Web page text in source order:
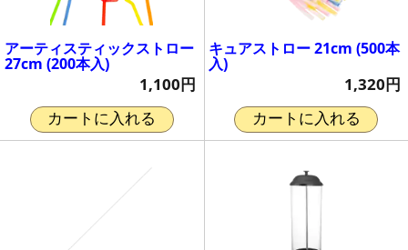
アーティスティックストロー
27cm (200本入)
1,100円
カートに入れる
キュアストロー 21cm (500本
入)
1,320円
カートに入れる